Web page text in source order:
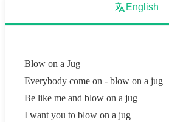
English
Blow on a Jug
Everybody come on - blow on a jug
Be like me and blow on a jug
I want you to blow on a jug